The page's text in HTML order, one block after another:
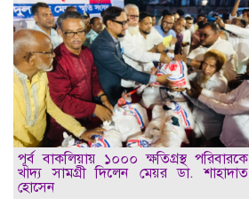
পূর্ব বাকলিয়ায় ১০০০ ক্ষতিগ্রস্থ পরিবারকে
খাদ্য সামগ্রী দিলেন মেয়র ডা. শাহাদাত
হোসেন